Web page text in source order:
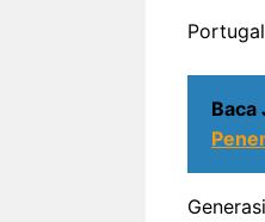
Baca